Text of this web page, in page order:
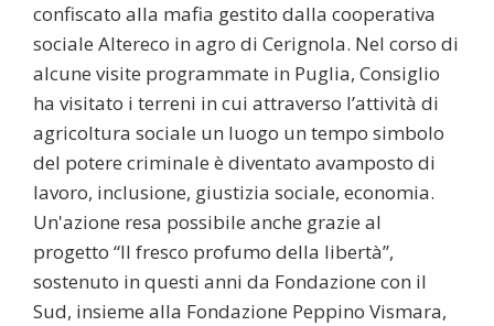
confiscato alla mafia gestito dalla cooperativa
sociale Altereco in agro di Cerignola. Nel corso di
alcune visite programmate in Puglia, Consiglio
ha visitato i terreni in cui attraverso l’attività di
agricoltura sociale un luogo un tempo simbolo
del potere criminale è diventato avamposto di
lavoro, inclusione, giustizia sociale, economia.
Un'azione resa possibile anche grazie al
progetto “Il fresco profumo della libertà”,
sostenuto in questi anni da Fondazione con il
Sud, insieme alla Fondazione Peppino Vismara,